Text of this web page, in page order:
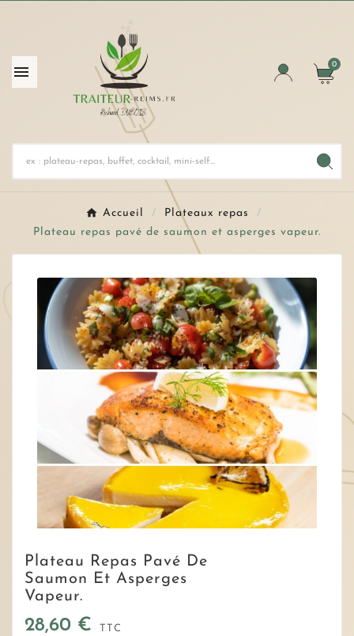
 0
Accueil
Plateaux repas
Plateau repas pavé de saumon et asperges vapeur.
Plateau Repas Pavé De
Saumon Et Asperges
Vapeur.
28,60 € TTC